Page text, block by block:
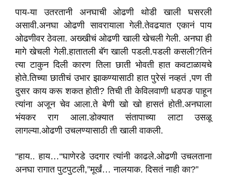
पाय-या उतरतानी अनघाची ओढणी थोडी खाली घसरली
असावी.अनघा ओढणी सावरायाला गेली.तेवढयात एकानं पाय
ओढणीवर ठेवला. अख्खीचं ओढणी खाली खेचली गेली. अनघा ही
मागे खेचली गेली.हातातली बॅग खाली पडली.पडली कसली?तिनं
त्या टाकुन दिली कारण तिला छाती भोवती हात कवटाळायचे
होते.तिच्या छातीचं उभार झाकण्यासाठी हात पुरेसं नव्हतं ,पण ती
दुसर काय करू शकत होती? तिची ती केविलवाणी धडपङ पाहून
त्यांना अजून चेव आला.ते बेणी खो खो हासतं होती.अनघाला
भंयकर राग आला.डोक्यात संतापाच्या लाटा उसळू
लागल्या.ओढणी उचलण्यासाठी ती खाली वाकली.
“हाय.. हाय…“घाणेरडे उदगार त्यांनी काढले.ओढणी उचलताना
अनघा रागात पुटपुटली,”मूर्खं… नालयाक. दिसतं नाही का?”